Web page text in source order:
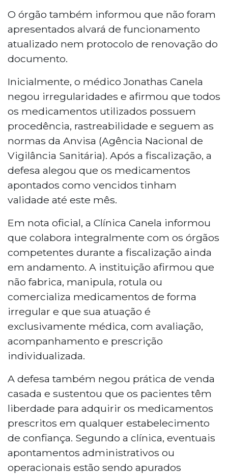
O órgão também informou que não foram
apresentados alvará de funcionamento
atualizado nem protocolo de renovação do
documento.
Inicialmente, o médico Jonathas Canela
negou irregularidades e afirmou que todos
os medicamentos utilizados possuem
procedência, rastreabilidade e seguem as
normas da Anvisa (Agência Nacional de
Vigilância Sanitária). Após a fiscalização, a
defesa alegou que os medicamentos
apontados como vencidos tinham
validade até este mês.
Em nota oficial, a Clínica Canela informou
que colabora integralmente com os órgãos
competentes durante a fiscalização ainda
em andamento. A instituição afirmou que
não fabrica, manipula, rotula ou
comercializa medicamentos de forma
irregular e que sua atuação é
exclusivamente médica, com avaliação,
acompanhamento e prescrição
individualizada.
A defesa também negou prática de venda
casada e sustentou que os pacientes têm
liberdade para adquirir os medicamentos
prescritos em qualquer estabelecimento
de confiança. Segundo a clínica, eventuais
apontamentos administrativos ou
operacionais estão sendo apurados